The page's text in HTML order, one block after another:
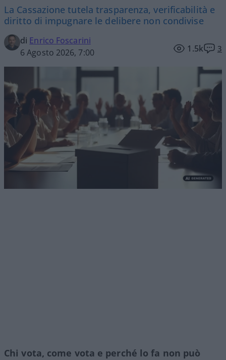
La Cassazione tutela trasparenza, verificabilità e
diritto di impugnare le delibere non condivise
di Enrico Foscarini
6 Agosto 2026, 7:00
1.5k 3
Chi vota, come vota e perché lo fa non può